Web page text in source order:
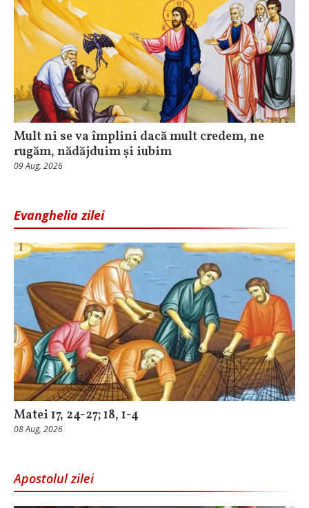
Mult ni se va împlini dacă mult credem, ne
rugăm, nădăjduim și iubim
09 Aug, 2026
Evanghelia zilei
Matei 17, 24-27; 18, 1-4
08 Aug, 2026
Apostolul zilei